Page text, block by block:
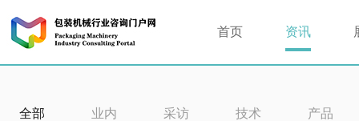
首页 资讯
全部 业内 采访 技术 产品